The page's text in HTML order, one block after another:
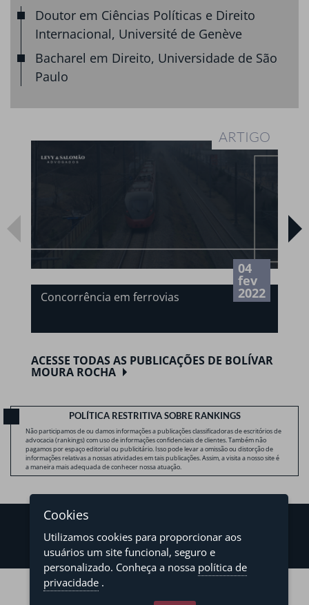
Doutor em Ciências Políticas e Direito
Internacional, Université de Genève
Bacharel em Direito, Universidade de São
Paulo
ARTIGO
04
fev
2022
Concorrência em ferrovias
ACESSE TODAS AS PUBLICAÇÕES DE BOLÍVAR
MOURA ROCHA
POLÍTICA RESTRITIVA SOBRE RANKINGS
Não participamos de ou damos informações a publicações classificadoras de escritórios de
advocacia (rankings) com uso de informações confidenciais de clientes. Também não
pagamos por espaço editorial ou publicitário. Isso pode levar a omissão ou distorção de
informações relativas a nossas atividades em tais publicações. Assim, a visita a nosso site é
a maneira mais adequada de conhecer nossa atuação.
©2026 - Levy & Salomão Advogados - Todos os direitos reservados
Cookies
Utilizamos cookies para proporcionar aos
usuários um site funcional, seguro e
personalizado. Conheça a nossa política de
privacidade .